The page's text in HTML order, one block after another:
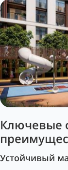
Ключевые
Устойчивый